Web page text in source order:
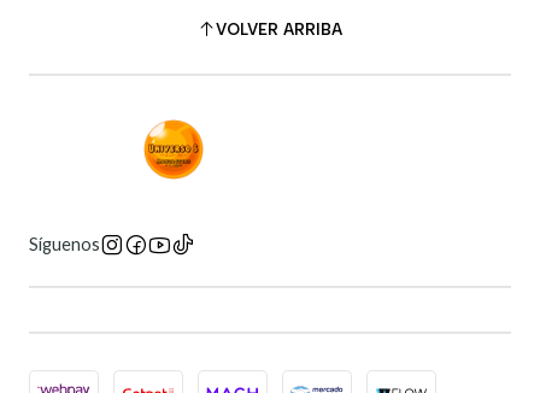
VOLVER ARRIBA
Síguenos